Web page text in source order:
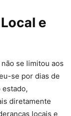
e
se limitou aos
se por dias de
diretamente
locais e